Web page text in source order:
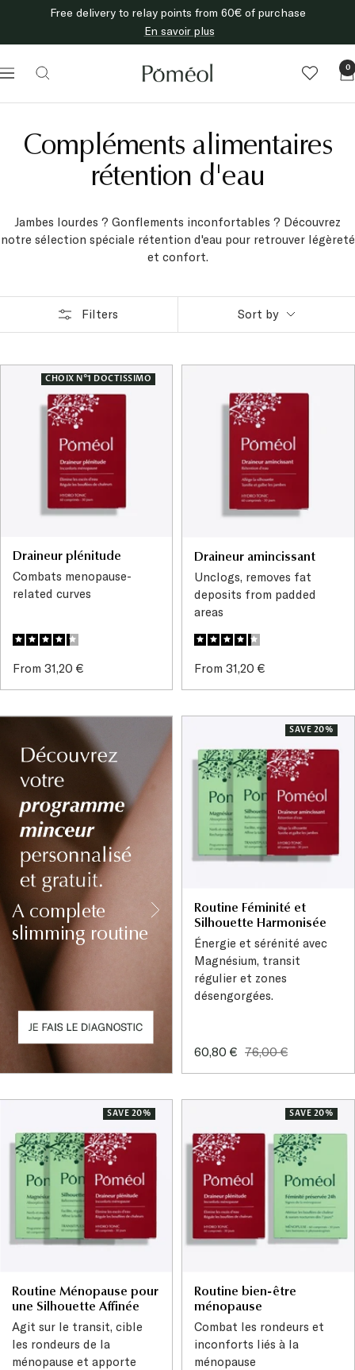
content
Free delivery to relay points from 60€ of purchase
En savoir plus
Navigation
Poméol 0
Compléments alimentaires
rétention d'eau
Jambes lourdes ? Gonflements inconfortables ? Découvrez
notre sélection spéciale rétention d'eau pour retrouver légèreté
et confort.
Filters Sort by
CHOIX N°1 DOCTISSIMO
Draineur plénitude
Combats menopause-
related curves
Sale
From 31,20 €
Draineur amincissant
Unclogs, removes fat
deposits from padded
areas
Sale
From 31,20 €
A complete
slimming routine
SAVE 20%
Routine Féminité et
Silhouette Harmonisée
Énergie et sérénité avec
Magnésium, transit
régulier et zones
désengorgées.
Sale
60,80 € Regular
76,00 €
SAVE 20%
Routine Ménopause pour
une Silhouette Affinée
Agit sur le transit, cible
les rondeurs de la
ménopause et apporte
SAVE 20%
Routine bien-être
ménopause
Combat les rondeurs et
inconforts liés à la
ménopause